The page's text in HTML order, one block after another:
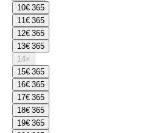
10€ 365
11€ 365
12€ 365
13€ 365
14×
15€ 365
16€ 365
17€ 365
18€ 365
19€ 365